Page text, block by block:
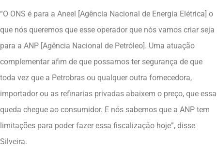
“O ONS é para a Aneel [Agência Nacional de Energia Elétrica] o
que nós queremos que esse operador que nós vamos criar seja
para a ANP [Agência Nacional de Petróleo]. Uma atuação
complementar afim de que possamos ter segurança de que
toda vez que a Petrobras ou qualquer outra fornecedora,
importador ou as refinarias privadas abaixem o preço, que essa
queda chegue ao consumidor. E nós sabemos que a ANP tem
limitações para poder fazer essa fiscalização hoje”, disse
Silveira.